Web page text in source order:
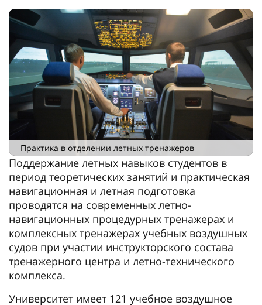
Практика в отделении летных тренажеров
Поддержание летных навыков студентов в
период теоретических занятий и практическая
навигационная и летная подготовка
проводятся на современных летно-
навигационных процедурных тренажерах и
комплексных тренажерах учебных воздушных
судов при участии инструкторского состава
тренажерного центра и летно-технического
комплекса.
Университет имеет 121 учебное воздушное